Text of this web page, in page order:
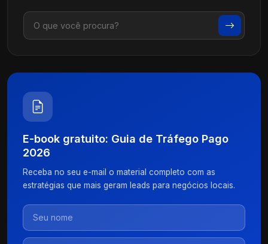
E-book gratuito: Guia de Tráfego Pago
2026
Receba no seu e-mail o material completo com as
estratégias que mais geram leads para negócios locais.